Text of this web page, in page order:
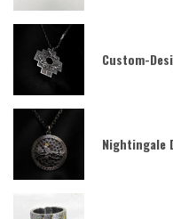
Custom-
Nightingale